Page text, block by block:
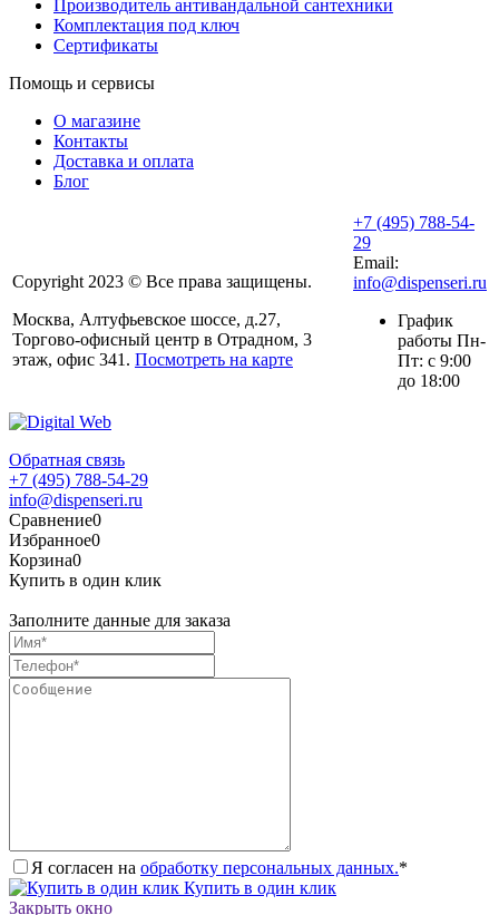
Производитель антивандальной сантехники
Комплектация под ключ
Сертификаты
Помощь и сервисы
О магазине
Контакты
Доставка и оплата
Блог
Copyright 2023 © Все права защищены.
Москва, Алтуфьевское шоссе, д.27,
Торгово-офисный центр в Отрадном, 3
этаж, офис 341. Посмотреть на карте
+7 (495) 788-54-
29
Email:
info@dispenseri.ru
График
работы Пн-
Пт: с 9:00
до 18:00
Обратная связь
+7 (495) 788-54-29
info@dispenseri.ru
Сравнение0
Избранное0
Корзина0
Купить в один клик
Заполните данные для заказа
Я согласен на обработку персональных данных.*
Купить в один клик
Закрыть окно